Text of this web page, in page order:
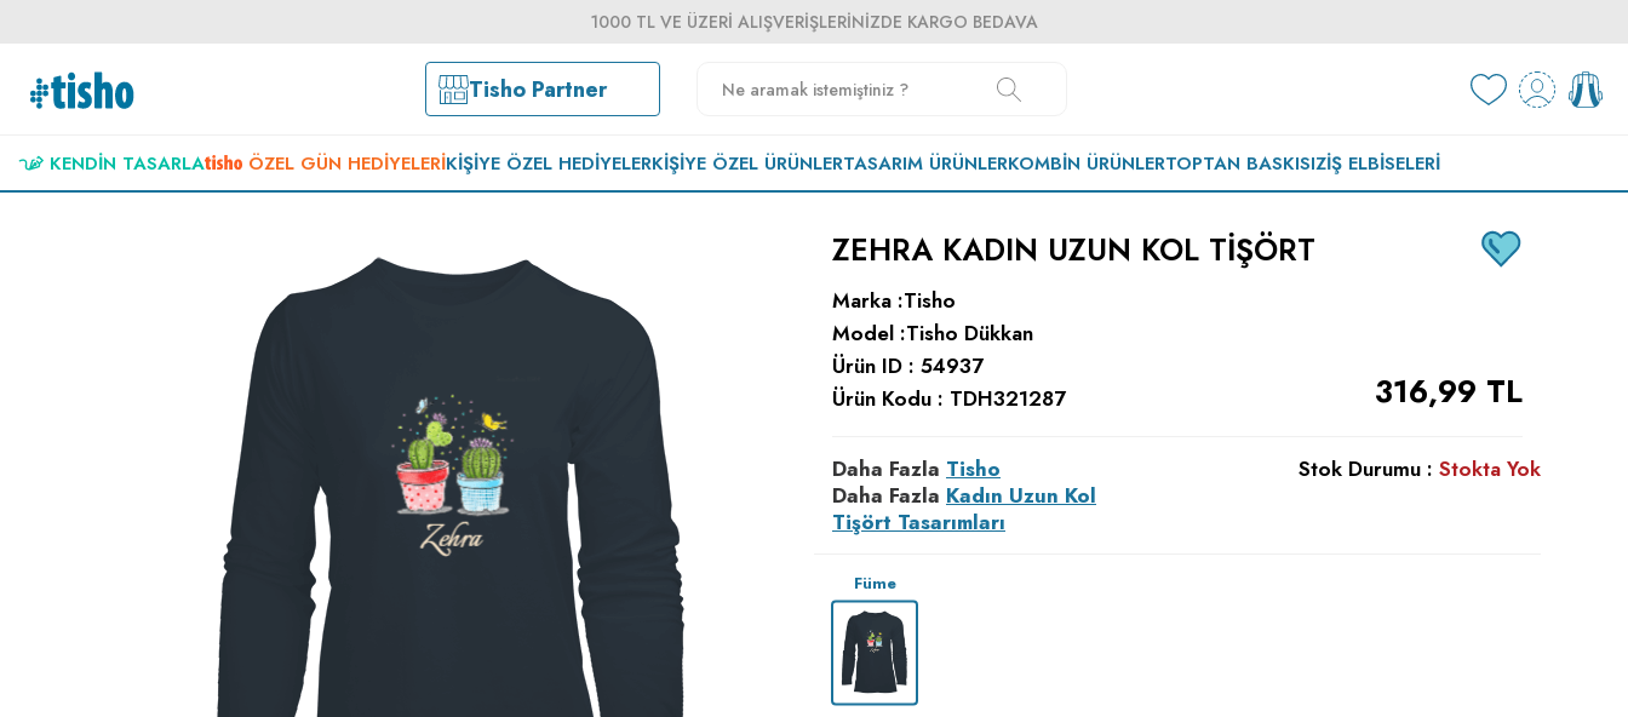
1000 TL VE ÜZERI ALIŞVERIŞLERINIZDE KARGO BEDAVA
Tisho Partner
KENDIN TASARLA ÖZEL GÜN HEDIYELERIKIŞIYE ÖZEL HEDIYELERKIŞIYE ÖZEL ÜRÜNLERTASARIM ÜRÜNLERKOMBIN ÜRÜNLERTOPTAN BASKISIZİŞ ELBISELERI
ZEHRA KADIN UZUN KOL TIŞÖRT
Marka :Tisho
Model :Tisho Dükkan
Ürün ID : 54937
Ürün Kodu : TDH321287 316,99 TL
Daha Fazla Tisho
Daha Fazla Kadın Uzun Kol
Tişört Tasarımları
Stok Durumu : Stokta Yok
Füme